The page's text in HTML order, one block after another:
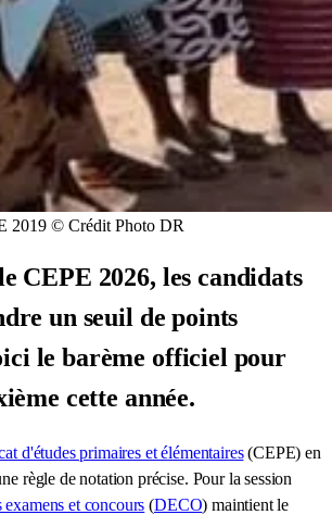
2019 © Crédit Photo DR
CEPE 2026, les candidats
un seuil de points
le barème officiel pour
cette année.
d'études primaires et élémentaires(CEPE) en
règle de notation précise. Pour la session
et concours (DECO) maintient le